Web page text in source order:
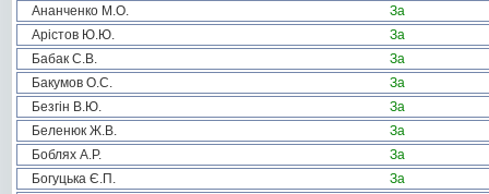
Ананченко М.О.
За
Арістов Ю.Ю.
За
Бабак С.В.
За
Бакумов О.С.
За
Безгін В.Ю.
За
Беленюк Ж.В.
За
Боблях А.Р.
За
Богуцька Є.П.
За